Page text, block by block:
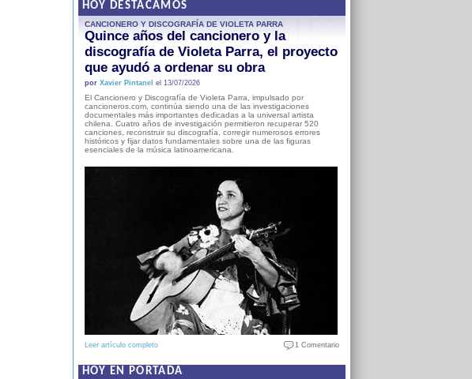
HOY DESTACAMOS
CANCIONERO Y DISCOGRAFÍA DE VIOLETA PARRA
Quince años del cancionero y la
discografía de Violeta Parra, el proyecto
que ayudó a ordenar su obra
por Xavier Pintanel el 13/07/2026
El Cancionero y Discografía de Violeta Parra, impulsado por
cancioneros.com, continúa siendo una de las investigaciones
documentales más importantes dedicadas a la universal artista
chilena. Cuatro años de investigación permitieron recuperar 520
canciones, reconstruir su discografía, corregir numerosos errores
históricos y fijar datos fundamentales sobre una de las figuras
esenciales de la música latinoamericana.
Leer artículo completo 1 Comentario
HOY EN PORTADA